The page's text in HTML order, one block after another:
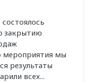
закрытию
мероприятия мы
результаты
всех...